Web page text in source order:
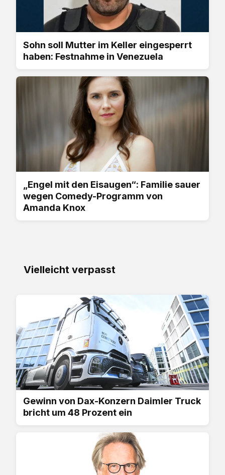
Sohn soll Mutter im Keller eingesperrt
haben: Festnahme in Venezuela
„Engel mit den Eisaugen“: Familie sauer
wegen Comedy-Programm von
Amanda Knox
Vielleicht verpasst
Gewinn von Dax-Konzern Daimler Truck
bricht um 48 Prozent ein